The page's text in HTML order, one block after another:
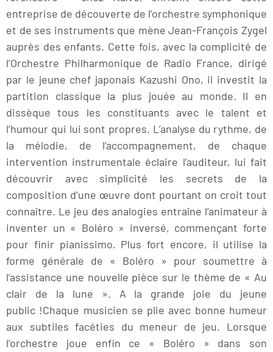
entreprise de découverte de l’orchestre symphonique
et de ses instruments que mène Jean-François Zygel
auprès des enfants. Cette fois, avec la complicité de
l’Orchestre Philharmonique de Radio France, dirigé
par le jeune chef japonais Kazushi Ono, il investit la
partition classique la plus jouée au monde. Il en
dissèque tous les constituants avec le talent et
l’humour qui lui sont propres. L’analyse du rythme, de
la mélodie, de l’accompagnement, de chaque
intervention instrumentale éclaire l’auditeur, lui fait
découvrir avec simplicité les secrets de la
composition d’une œuvre dont pourtant on croit tout
connaître. Le jeu des analogies entraîne l’animateur à
inventer un « Boléro » inversé, commençant forte
pour finir pianissimo. Plus fort encore, il utilise la
forme générale de « Boléro » pour soumettre à
l’assistance une nouvelle pièce sur le thème de « Au
clair de la lune ». A la grande joie du jeune
public !Chaque musicien se plie avec bonne humeur
aux subtiles facéties du meneur de jeu. Lorsque
l’orchestre joue enfin ce « Boléro » dans son